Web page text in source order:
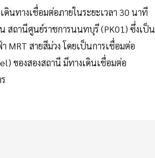
นทางเชื่อมต่อภายในระยะเวลา 30 นาที
สถานีศูนย์ราชการนนทบุรี (PK01) ซึ่งเป็น
MRT สายสีม่วง โดยเป็นการเชื่อมต่อ
ของสองสถานี มีทางเดินเชื่อมต่อ